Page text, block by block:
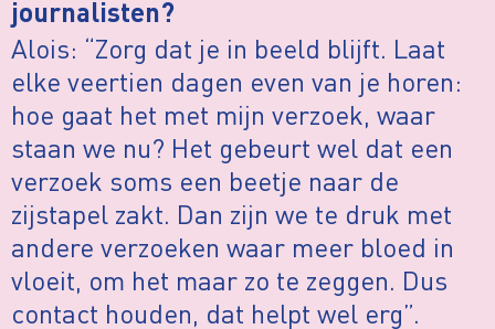
journalisten?
Alois: “Zorg dat je in beeld blijft. Laat
elke veertien dagen even van je horen:
hoe gaat het met mijn verzoek, waar
staan we nu? Het gebeurt wel dat een
verzoek soms een beetje naar de
zijstapel zakt. Dan zijn we te druk met
andere verzoeken waar meer bloed in
vloeit, om het maar zo te zeggen. Dus
contact houden, dat helpt wel erg”.